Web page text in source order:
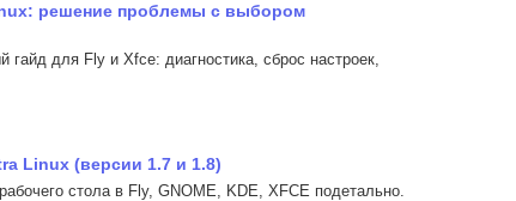
решение проблемы с выбором
для Fly и Xfce: диагностика, сброс настроек,
Linux (версии 1.7 и 1.8)
стола в Fly, GNOME, KDE, XFCE подетально.